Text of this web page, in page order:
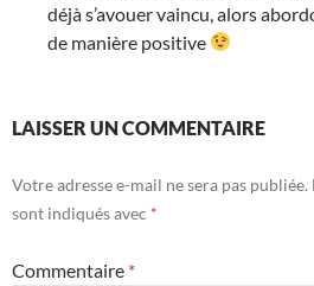
déjà s’avouer vaincu, alors
de manière positive
LAISSER UN COMMENTAIRE
Votre adresse e-mail ne sera pas publiée.
sont indiqués avec *
Commentaire *